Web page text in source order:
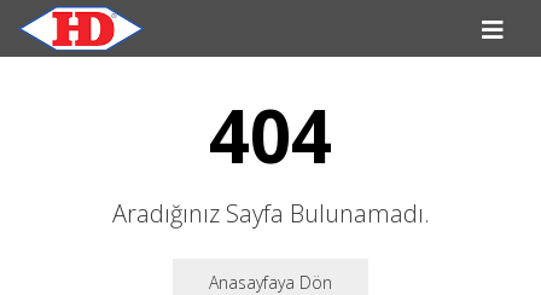
404
Aradığınız Sayfa Bulunamadı.
Anasayfaya Dön